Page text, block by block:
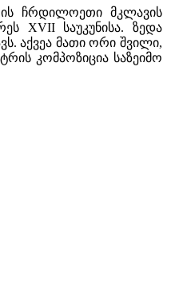
ჩრდილოეთი მკლავის
XVII საუკუნისა. ზედა
აქვეა მათი ორი შვილი,
კომპოზიცია საზეიმო